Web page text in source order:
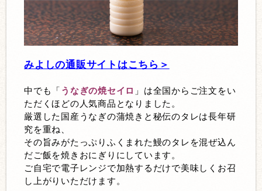
みよしの通販サイトはこちら＞
中でも「 うなぎの焼セイロ 」は全国からご注文をい
ただくほどの人気商品となりました。
厳選した国産うなぎの蒲焼きと秘伝のタレは長年研
究を重ね、
その旨みがたっぷりふくまれた鰻のタレを混ぜ込ん
だご飯を焼きおにぎりにしています。
ご自宅で電子レンジで加熱するだけで美味しくお召
し上がりいただけます。